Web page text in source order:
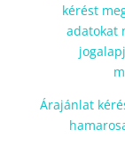
kérést
adatokat
Árajánlat